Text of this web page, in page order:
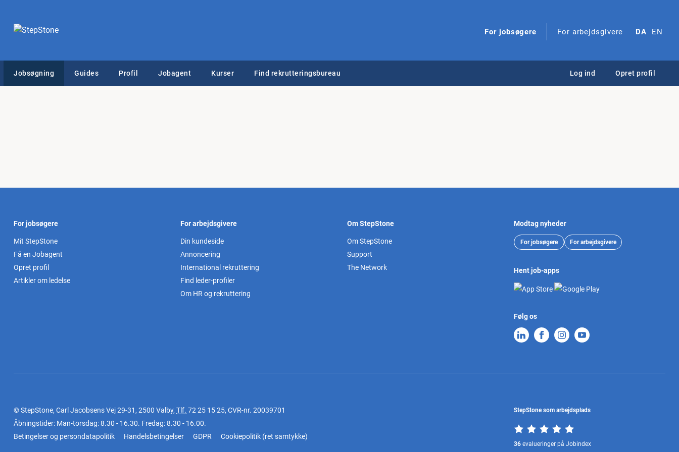
For jobsøgere For arbejdsgivere DA EN
Jobsøgning Guides Profil Jobagent Kurser Find rekrutteringsbureau Log ind Opret profil
For jobsøgere
Mit StepStone
Få en Jobagent
Opret profil
Artikler om ledelse
For arbejdsgivere
Din kundeside
Annoncering
International rekruttering
Find leder-profiler
Om HR og rekruttering
Om StepStone
Om StepStone
Support
The Network
Modtag nyheder
For jobsøgere For arbejdsgivere
Hent job-apps
Følg os
© StepStone, Carl Jacobsens Vej 29-31, 2500 Valby, Tlf. 72 25 15 25, CVR-nr. 20039701
Åbningstider: Man-torsdag: 8.30 - 16.30. Fredag: 8.30 - 16.00.
Betingelser og persondatapolitik
Handelsbetingelser GDPR Cookiepolitik (ret samtykke)
StepStone som arbejdsplads
36 evalueringer på Jobindex